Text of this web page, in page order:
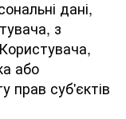
дані,
з
або
прав суб'єктів